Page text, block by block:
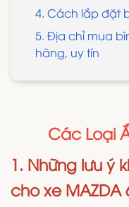
4. Cách lắp đặt
5. Địa chỉ mua
hãng, uy tín
Các Loại
1. Những lưu ý
cho xe MAZDA